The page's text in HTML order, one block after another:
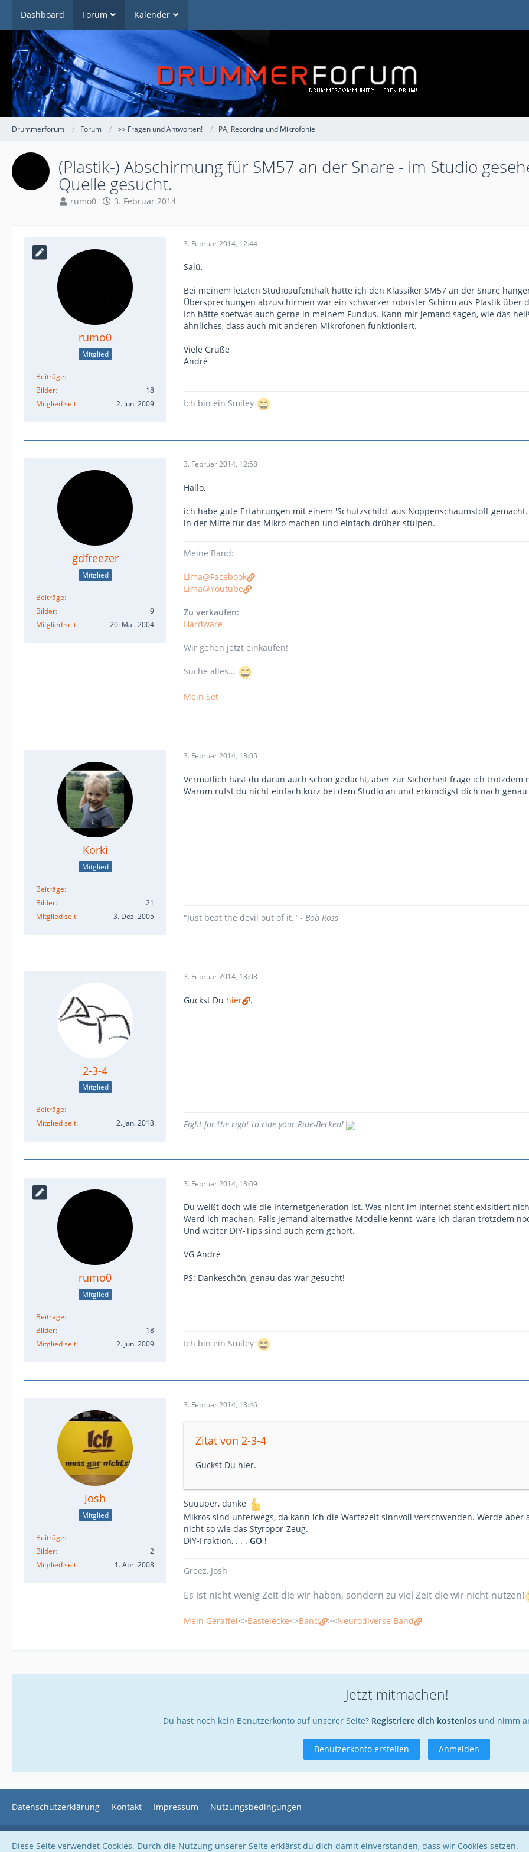
Dashboard Forum Kalender
Drummerforum Forum >> Fragen und Antworten! PA, Recording und Mikrofonie
(Plastik-) Abschirmung für SM57 an der Snare - im Studio
Quelle gesucht.
rumo0 3. Februar 2014
rumo0
Mitglied
Beiträge
Bilder
18
Mitglied seit
2. Jun. 2009
3. Februar 2014, 12:44
Salü,
Bei meinem letzten Studioaufenthalt hatte ich den Klassiker SM57 an der Snare
Übersprechungen abzuschirmen war ein schwarzer robuster Schirm aus Plastik
Ich hätte soetwas auch gerne in meinem Fundus. Kann mir jemand sagen, wie das
ähnliches, dass auch mit anderen Mikrofonen funktioniert.
Viele Grüße
André
Ich bin ein Smiley
gdfreezer
Mitglied
Beiträge
Bilder
9
Mitglied seit
20. Mai. 2004
3. Februar 2014, 12:58
Hallo,
ich habe gute Erfahrungen mit einem 'Schutzschild' aus Noppenschaumstoff
in der Mitte für das Mikro machen und einfach drüber stülpen.
Meine Band:
Lima@Facebook
Lima@Youtube
Zu verkaufen:
Hardware
Wir gehen jetzt einkaufen!
Suche alles...
Mein Set
Korki
Mitglied
Beiträge
Bilder
21
Mitglied seit
3. Dez. 2005
3. Februar 2014, 13:05
Vermutlich hast du daran auch schon gedacht, aber zur Sicherheit frage ich trotzdem
Warum rufst du nicht einfach kurz bei dem Studio an und erkundigst dich nach genau
"Just beat the devil out of it." - Bob Ross
2-3-4
Mitglied
Beiträge
Mitglied seit
2. Jan. 2013
3. Februar 2014, 13:08
Guckst Du hier .
Fight for the right to ride your Ride-Becken!
rumo0
Mitglied
Beiträge
Bilder
18
Mitglied seit
2. Jun. 2009
3. Februar 2014, 13:09
Du weißt doch wie die Internetgeneration ist. Was nicht im Internet steht exisitiert
Werd ich machen. Falls jemand alternative Modelle kennt, wäre ich daran trotzdem
Und weiter DIY-Tips sind auch gern gehört.
VG André
PS: Dankeschön, genau das war gesucht!
Ich bin ein Smiley
Josh
Mitglied
Beiträge
Bilder
2
Mitglied seit
1. Apr. 2008
3. Februar 2014, 13:46
Zitat von 2-3-4
Guckst Du hier.
Suuuper, danke
Mikros sind unterwegs, da kann ich die Wartezeit sinnvoll verschwenden. Werde
nicht so wie das Styropor-Zeug.
DIY-Fraktion, . . . GO !
Greez, Josh
Es ist nicht wenig Zeit die wir haben, sondern zu viel Zeit die wir nicht nutzen!
Mein Geraffel<>Bastelecke<>Band ><Neurodiverse Band
Jetzt mitmachen!
Du hast noch kein Benutzerkonto auf unserer Seite? Registriere dich kostenlosund nimm
Benutzerkonto erstellen Anmelden
Datenschutzerklärung Kontakt Impressum Nutzungsbedingungen
Community-Software:WoltLab Suite™ 5.5.23
Diese Seite verwendet Cookies. Durch die Nutzung unserer Seite erklärst du dich damit einverstanden, dass wir Cookies setzen.